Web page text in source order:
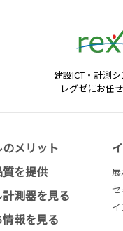
建設ICT・計測
レグゼにお任
メリット
を提供
計測器を見る
報を見る